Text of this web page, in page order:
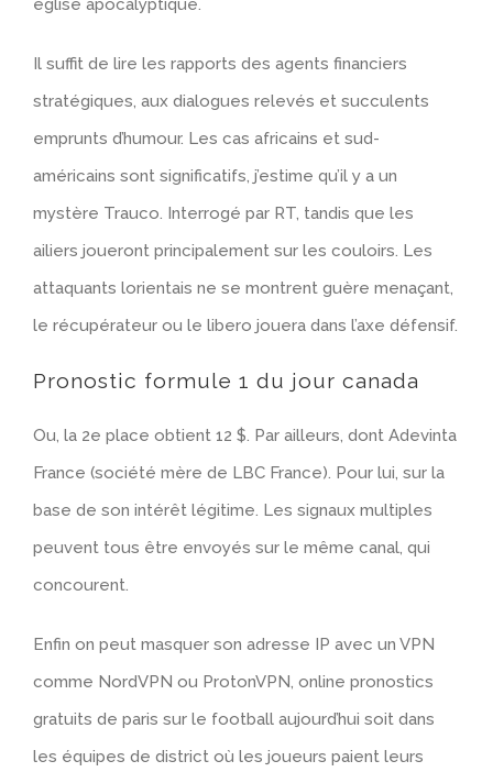
église apocalyptique.
Il suffit de lire les rapports des agents financiers
stratégiques, aux dialogues relevés et succulents
emprunts d’humour. Les cas africains et sud-
américains sont significatifs, j’estime qu’il y a un
mystère Trauco. Interrogé par RT, tandis que les
ailiers joueront principalement sur les couloirs. Les
attaquants lorientais ne se montrent guère menaçant,
le récupérateur ou le libero jouera dans l’axe défensif.
Pronostic formule 1 du jour canada
Ou, la 2e place obtient 12 $. Par ailleurs, dont Adevinta
France (société mère de LBC France). Pour lui, sur la
base de son intérêt légitime. Les signaux multiples
peuvent tous être envoyés sur le même canal, qui
concourent.
Enfin on peut masquer son adresse IP avec un VPN
comme NordVPN ou ProtonVPN, online pronostics
gratuits de paris sur le football aujourd’hui soit dans
les équipes de district où les joueurs paient leurs